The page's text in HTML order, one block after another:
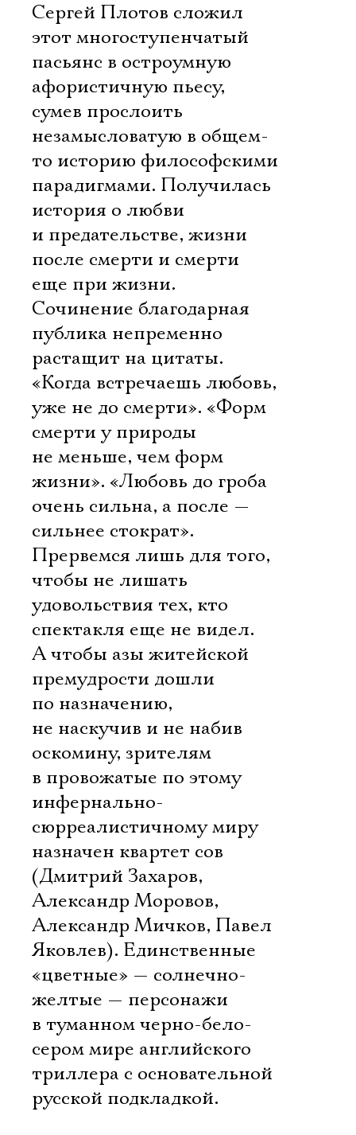
Сергей Плотов сложил
этот многоступенчатый
пасьянс в остроумную
афористичную пьесу,
сумев прослоить
незамысловатую в общем-
то историю философскими
парадигмами. Получилась
история о любви
и предательстве, жизни
после смерти и смерти
еще при жизни.
Сочинение благодарная
публика непременно
растащит на цитаты.
«Когда встречаешь любовь,
уже не до смерти». «Форм
смерти у природы
не меньше, чем форм
жизни». «Любовь до гроба
очень сильна, а после —
сильнее стократ».
Прервемся лишь для того,
чтобы не лишать
удовольствия тех, кто
спектакля еще не видел.
А чтобы азы житейской
премудрости дошли
по назначению,
не наскучив и не набив
оскомину, зрителям
в провожатые по этому
инфернально-
сюрреалистичному миру
назначен квартет сов
(Дмитрий Захаров,
Александр Моровов,
Александр Мичков, Павел
Яковлев). Единственные
«цветные» — солнечно-
желтые — персонажи
в туманном черно-бело-
сером мире английского
триллера с основательной
русской подкладкой.
Электропочта
Ознакомиться